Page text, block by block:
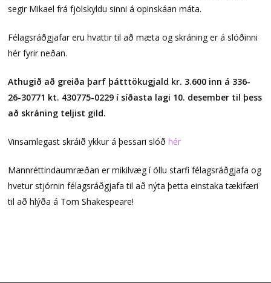
segir Mikael frá fjölskyldu sinni á opinskáan máta.
Félagsráðgjafar eru hvattir til að mæta og skráning er á slóðinni
hér fyrir neðan.
Athugið að greiða þarf þátttökugjald kr. 3.600 inn á 336-
26-30771 kt. 430775-0229 í síðasta lagi 10. desember til þess
að skráning teljist gild.
Vinsamlegast skráið ykkur á þessari slóðhér
Mannréttindaumræðan er mikilvæg í öllu starfi félagsráðgjafa og
hvetur stjórnin félagsráðgjafa til að nýta þetta einstaka tækifæri
til að hlýða á Tom Shakespeare!